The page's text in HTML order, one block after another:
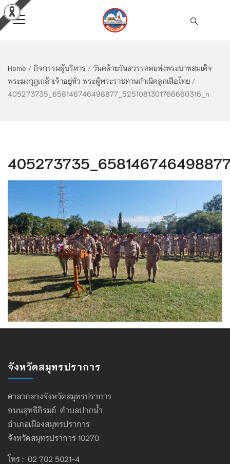
Home / กิจกรรมผู้บริหาร / วันคล้ายวันสวรรคตแห่งพระบาทสมเด็จ
พระมงกุฎเกล้าเจ้าอยู่หัว พระผู้พระราชทานกำเนิดลูกเสือไทย /
405273735_658146746498877_5251081301766660316_n
จังหวัดสมุทรปราการ
ศาลากลางจังหวัดสมุทรปราการ
ถนนสุทธิภิรมย์ ตำบลปากน้ำ
อำเภอเมืองสมุทรปราการ
จังหวัดสมุทรปราการ 10270
โทร : 02 702 5021-4